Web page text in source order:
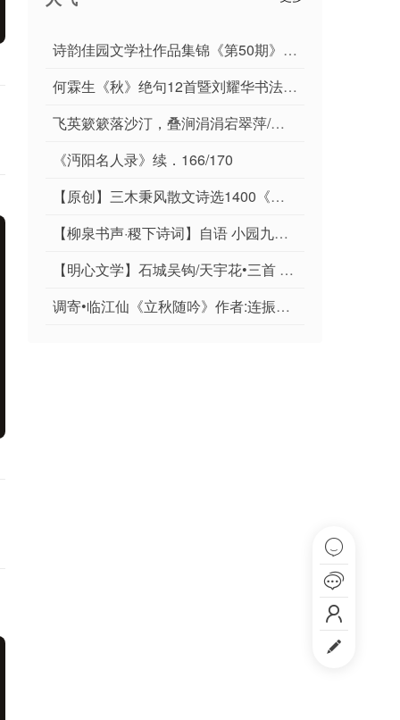
诗韵佳园文学社作品集锦《第50期》-周刊
何霖生《秋》绝句12首暨刘耀华书法5幅唯美佳作欣赏∥中国桂林都市漓江诗书画社（第99期）
飞英簌簌落沙汀，叠涧涓涓宕翠萍/三木秉凤诗文选
《沔阳名人录》续．166/170
【原创】三木秉风散文诗选1400《静待夜雨如期至，再携和风入锦笺》
【柳泉书声·稷下诗词】自语 小园九章｜作者李奎封
【明心文学】石城吴钩/天宇花•三首 主播/薇薇
调寄•临江仙《立秋随吟》作者:连振华 / 广东乐昌



